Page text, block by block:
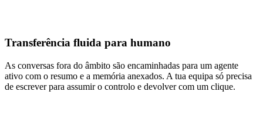
Transferência fluida para humano
As conversas fora do âmbito são encaminhadas para um agente
ativo com o resumo e a memória anexados. A tua equipa só precisa
de escrever para assumir o controlo e devolver com um clique.